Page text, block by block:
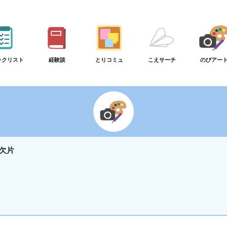
リスト 経験談 とりコミュ こえサーチ のびアー
片